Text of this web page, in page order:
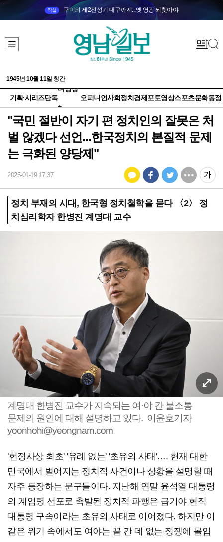
직설 구미의 제2전성기 대구까지...옛 영광 되찾아야
1945년 10월 11일 창간
기획·시리즈단독
다양성
+
오피니언사회정치 경제 포토영상스포츠문화동정
"국민 절반이 자기 편 정치인의 잘못은 처
벌 않겠다 선언...한국정치의 본질적 문제
는 극화된 양당제"
2025-01-19 17:37
정치 부재의 시대, 한국형 정치철학을 묻다 〈2〉 정
치심리학자 한병진 계명대 교수
계명대 한병진 교수가 지속되는 여·야 간 불소통
문제의 원인에 대해 설명하고 있다. 이윤호기자
yoonhohi@yeongnam.com
'헌정사상 최초' '유례 없는' '초유의 사태'…. 현재 대한
민국에서 벌어지는 정치적 사건이나 상황을 설명할 때
자주 등장하는 문구들이다. 지난해 연말 윤석열 대통령
의 계엄령 선포로 촉발된 정치적 파행은 급기야 현직
대통령 구속이라는 초유의 사태로 이어졌다. 하지만 이
같은 위기 속에서도 여야는 끝 간 데 없는 정쟁에 몰입